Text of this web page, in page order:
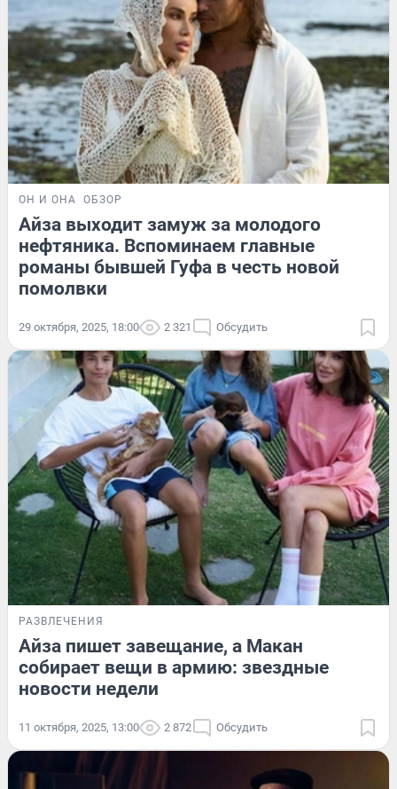
ОН И ОНА ОБЗОР
Айза выходит замуж за молодого
нефтяника. Вспоминаем главные
романы бывшей Гуфа в честь новой
помолвки
29 октября, 2025, 18:00 2 321 Обсудить
РАЗВЛЕЧЕНИЯ
Айза пишет завещание, а Макан
собирает вещи в армию: звездные
новости недели
11 октября, 2025, 13:00 2 872 Обсудить